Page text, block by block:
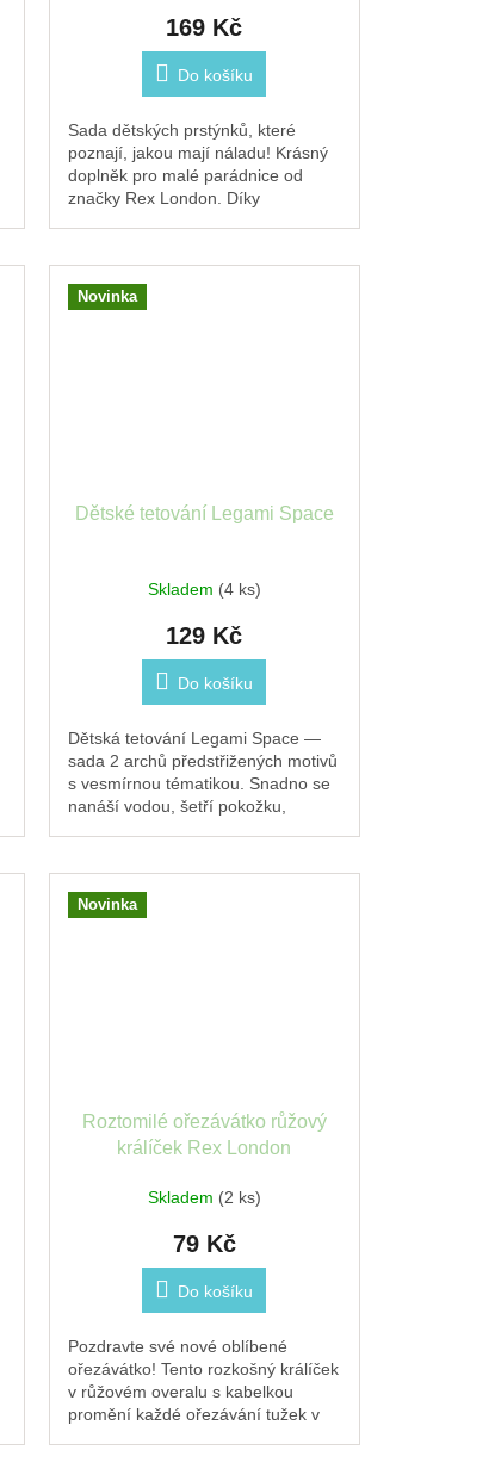
169 Kč
Do košíku
Sada dětských prstýnků, které
poznají, jakou mají náladu! Krásný
doplněk pro malé parádnice od
značky Rex London. Díky
Novinka
Dětské tetování Legami Space
Skladem (4 ks)
129 Kč
Do košíku
Dětská tetování Legami Space —
sada 2 archů předstřižených motivů
s vesmírnou tématikou. Snadno se
nanáší vodou, šetří pokožku,
Novinka
Roztomilé ořezávátko růžový
králíček Rex London
Skladem (2 ks)
79 Kč
Do košíku
Pozdravte své nové oblíbené
ořezávátko! Tento rozkošný králíček
v růžovém overalu s kabelkou
promění každé ořezávání tužek v